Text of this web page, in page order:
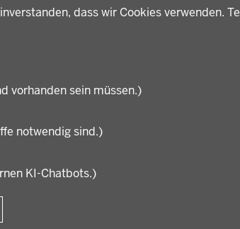
dass wir Cookies verwenden.
vorhanden sein müssen.)
notwendig sind.)
KI-Chatbots.)
Ausbildung